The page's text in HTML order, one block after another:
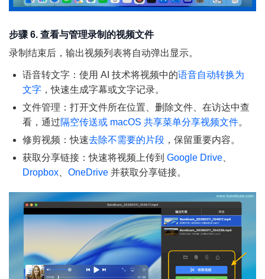
步骤 6. 查看与管理录制的视频文件
录制结束后，输出视频列表将自动弹出显示。
语音转文字：使用 AI 技术将视频中的语音自动转换为
文字 ，快速生成字幕或文字记录。
文件管理：打开文件所在位置、删除文件、在访达中查
看，通过隔空传送或 macOS 共享菜单分享视频文件。
修剪视频：快速去除不需要的片段 ，保留重要内容。
获取分享链接：快速将视频上传到 Google Drive
Dropbox
OneDrive 并获取分享链接。